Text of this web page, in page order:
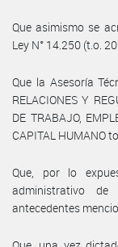
Que asimismo se
Ley N° 14.250 (t.o.
Que la Asesoría
RELACIONES Y
DE TRABAJO,
CAPITAL HUMANO
Que, por lo
administrativo
antecedentes